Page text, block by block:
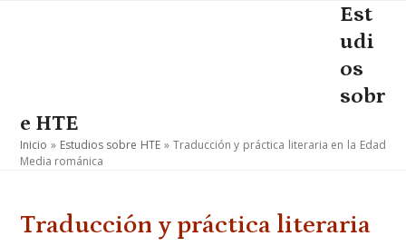
Est
udi
os
sobr
e HTE
Inicio » Estudios sobre HTE » Traducción y práctica literaria en la Edad
Media románica
Traducción y práctica literaria